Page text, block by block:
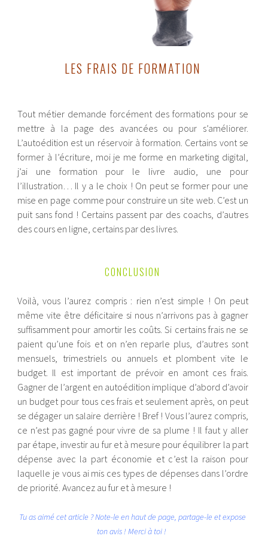
LES FRAIS DE FORMATION
Tout métier demande forcément des formations pour se
mettre à la page des avancées ou pour s’améliorer.
L’autoédition est un réservoir à formation. Certains vont se
former à l’écriture, moi je me forme en marketing digital,
j’ai une formation pour le livre audio, une pour
l’illustration… Il y a le choix ! On peut se former pour une
mise en page comme pour construire un site web. C’est un
puit sans fond ! Certains passent par des coachs, d’autres
des cours en ligne, certains par des livres.
CONCLUSION
Voilà, vous l’aurez compris : rien n’est simple ! On peut
même vite être déficitaire si nous n’arrivons pas à gagner
suffisamment pour amortir les coûts. Si certains frais ne se
paient qu’une fois et on n’en reparle plus, d’autres sont
mensuels, trimestriels ou annuels et plombent vite le
budget. Il est important de prévoir en amont ces frais.
Gagner de l’argent en autoédition implique d’abord d’avoir
un budget pour tous ces frais et seulement après, on peut
se dégager un salaire derrière ! Bref ! Vous l’aurez compris,
ce n’est pas gagné pour vivre de sa plume ! Il faut y aller
par étape, investir au fur et à mesure pour équilibrer la part
dépense avec la part économie et c’est la raison pour
laquelle je vous ai mis ces types de dépenses dans l’ordre
de priorité. Avancez au fur et à mesure !
Tu as aimé cet article ? Note-le en haut de page, partage-le et expose
ton avis ! Merci à toi !